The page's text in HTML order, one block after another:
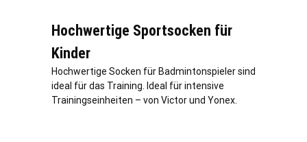
Hochwertige Sportsocken für
Kinder
Hochwertige Socken für Badmintonspieler sind
ideal für das Training. Ideal für intensive
Trainingseinheiten – von Victor und Yonex.